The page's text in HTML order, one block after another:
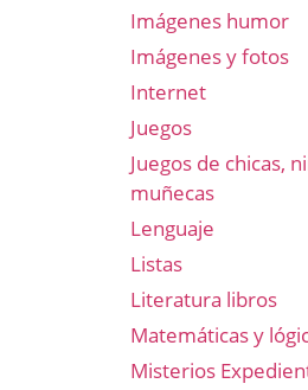
Imágenes humor
Imágenes y fotos
Internet
Juegos
Juegos de chicas,
muñecas
Lenguaje
Listas
Literatura libros
Matemáticas y
Misterios